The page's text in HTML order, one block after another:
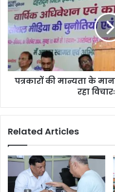
पत्रकारों की मान्यता के
रहा
Related Articles